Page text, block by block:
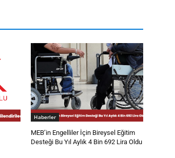
Haberler
MEB’in Engelliler İçin Bireysel Eğitim
Desteği Bu Yıl Aylık 4 Bin 692 Lira Oldu